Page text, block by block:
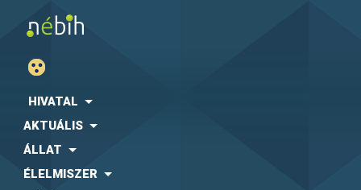
HIVATAL
AKTUÁLIS
ÁLLAT
ÉLELMISZER